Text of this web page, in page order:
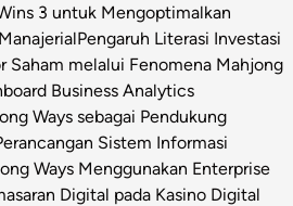
3 untuk Mengoptimalkan
Pengaruh Literasi Investasi
Saham melalui Fenomena Mahjong
Business Analytics
Ways sebagai Pendukung
Sistem Informasi
Ways Menggunakan Enterprise
Digital pada Kasino Digital